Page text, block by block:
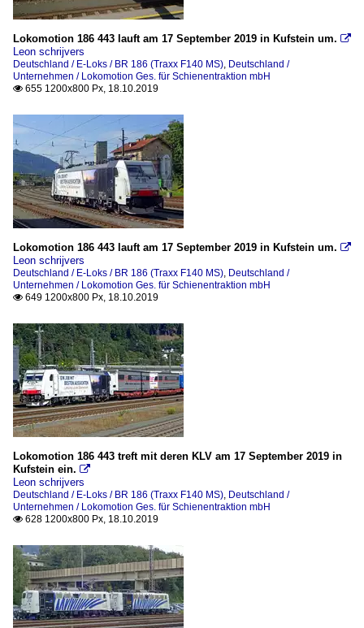
Lokomotion 186 443 lauft am 17 September 2019 in Kufstein um. 
Leon schrijvers
Deutschland / E-Loks / BR 186 (Traxx F140 MS), Deutschland /
Unternehmen / Lokomotion Ges. für Schienentraktion mbH
 655 1200x800 Px, 18.10.2019
Lokomotion 186 443 lauft am 17 September 2019 in Kufstein um. 
Leon schrijvers
Deutschland / E-Loks / BR 186 (Traxx F140 MS), Deutschland /
Unternehmen / Lokomotion Ges. für Schienentraktion mbH
 649 1200x800 Px, 18.10.2019
Lokomotion 186 443 treft mit deren KLV am 17 September 2019 in
Kufstein ein. 
Leon schrijvers
Deutschland / E-Loks / BR 186 (Traxx F140 MS), Deutschland /
Unternehmen / Lokomotion Ges. für Schienentraktion mbH
 628 1200x800 Px, 18.10.2019